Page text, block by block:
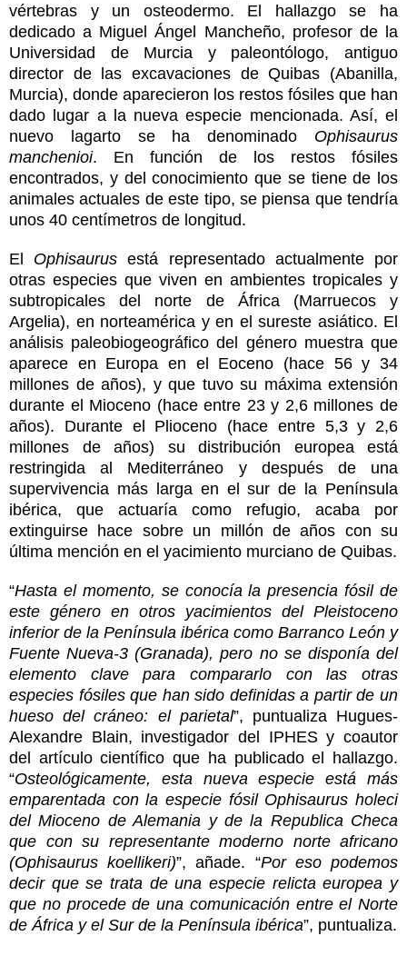
vértebras y un osteodermo. El hallazgo se ha
dedicado a Miguel Ángel Mancheño, profesor de la
Universidad de Murcia y paleontólogo, antiguo
director de las excavaciones de Quibas (Abanilla,
Murcia), donde aparecieron los restos fósiles que han
dado lugar a la nueva especie mencionada. Así, el
nuevo lagarto se ha denominado Ophisaurus
manchenioi. En función de los restos fósiles
encontrados, y del conocimiento que se tiene de los
animales actuales de este tipo, se piensa que tendría
unos 40 centímetros de longitud.
El Ophisaurus está representado actualmente por
otras especies que viven en ambientes tropicales y
subtropicales del norte de África (Marruecos y
Argelia), en norteamérica y en el sureste asiático. El
análisis paleobiogeográfico del género muestra que
aparece en Europa en el Eoceno (hace 56 y 34
millones de años), y que tuvo su máxima extensión
durante el Mioceno (hace entre 23 y 2,6 millones de
años). Durante el Plioceno (hace entre 5,3 y 2,6
millones de años) su distribución europea está
restringida al Mediterráneo y después de una
supervivencia más larga en el sur de la Península
ibérica, que actuaría como refugio, acaba por
extinguirse hace sobre un millón de años con su
última mención en el yacimiento murciano de Quibas.
“Hasta el momento, se conocía la presencia fósil de
este género en otros yacimientos del Pleistoceno
inferior de la Península ibérica como Barranco León y
Fuente Nueva-3 (Granada), pero no se disponía del
elemento clave para compararlo con las otras
especies fósiles que han sido definidas a partir de un
hueso del cráneo: el parietal”, puntualiza Hugues-
Alexandre Blain, investigador del IPHES y coautor
del artículo científico que ha publicado el hallazgo.
“Osteológicamente, esta nueva especie está más
emparentada con la especie fósil Ophisaurus holeci
del Mioceno de Alemania y de la Republica Checa
que con su representante moderno norte africano
(Ophisaurus koellikeri)”, añade. “Por eso podemos
decir que se trata de una especie relicta europea y
que no procede de una comunicación entre el Norte
de África y el Sur de la Península ibérica”, puntualiza.